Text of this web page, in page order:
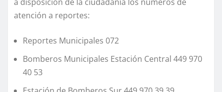
atención a reportes:
Reportes Municipales 072
Bomberos Municipales Estación Central 449 970
40 53